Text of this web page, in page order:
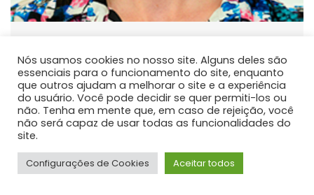
Guimaraes
PROFESSOR DE ENSINO SUPERIOR
Atua principalmente nas seguintes linhas de pesquisa:
Modelagem do Crescimento e da Produção e Manejo
Florestal.
Nós usamos cookies no nosso site. Alguns deles são
essenciais para o funcionamento do site, enquanto
que outros ajudam a melhorar o site e a experiência
do usuário. Você pode decidir se quer permiti-los ou
não. Tenha em mente que, em caso de rejeição, você
não será capaz de usar todas as funcionalidades do
site.
Configurações de Cookies Aceitar todos